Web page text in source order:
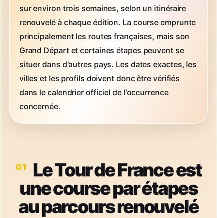
sur environ trois semaines, selon un itinéraire
renouvelé à chaque édition. La course emprunte
principalement les routes françaises, mais son
Grand Départ et certaines étapes peuvent se
situer dans d'autres pays. Les dates exactes, les
villes et les profils doivent donc être vérifiés
dans le calendrier officiel de l'occurrence
concernée.
Le Tour de France est
une course par étapes
au parcours renouvelé